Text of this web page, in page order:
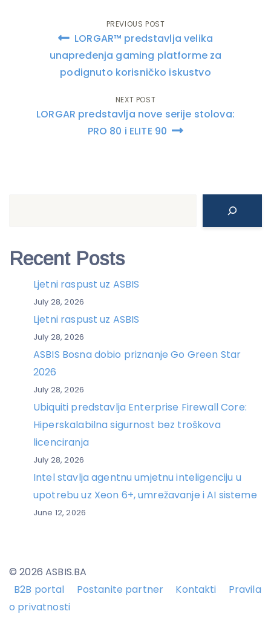
Post
navigation
PREVIOUS POST
LORGAR™ predstavlja velika
unapređenja gaming platforme za
podignuto korisničko iskustvo
NEXT POST
LORGAR predstavlja nove serije stolova:
PRO 80 i ELITE 90
Recent Posts
Ljetni raspust uz ASBIS
July 28, 2026
Ljetni raspust uz ASBIS
July 28, 2026
ASBIS Bosna dobio priznanje Go Green Star
2026
July 28, 2026
Ubiquiti predstavlja Enterprise Firewall Core:
Hiperskalabilna sigurnost bez troškova
licenciranja
July 28, 2026
Intel stavlja agentnu umjetnu inteligenciju u
upotrebu uz Xeon 6+, umrežavanje i AI sisteme
June 12, 2026
© 2026 ASBIS.BA
B2B portal
Postanite partner Kontakti
Pravila
o privatnosti